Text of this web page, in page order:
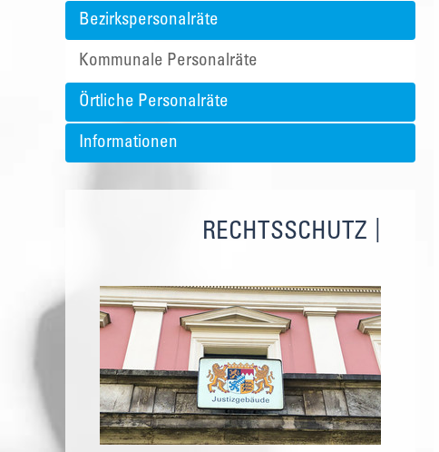
Bezirkspersonalräte
Kommunale Personalräte
Örtliche Personalräte
Informationen
RECHTSSCHUTZ